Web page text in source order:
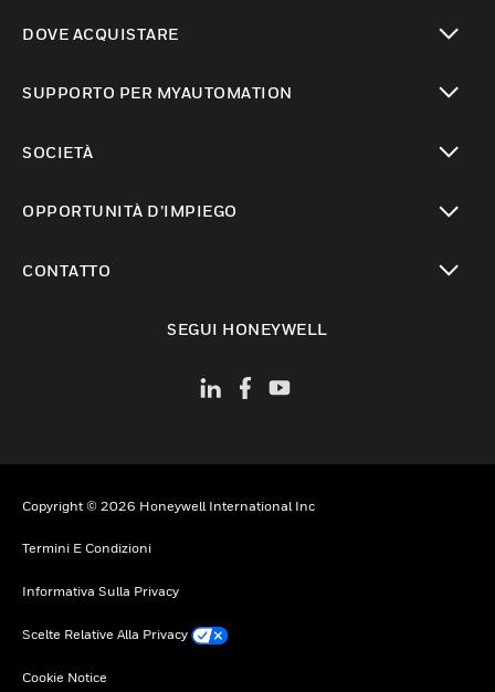
DOVE ACQUISTARE
SUPPORTO PER MYAUTOMATION
SOCIETÀ
OPPORTUNITÀ D’IMPIEGO
CONTATTO
SEGUI HONEYWELL
Copyright © 2026 Honeywell International Inc
Termini E Condizioni
Informativa Sulla Privacy
Scelte Relative Alla Privacy
Cookie Notice